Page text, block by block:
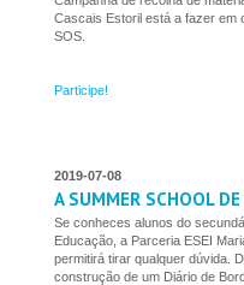
Cascais Estoril está a fazer em
SOS.
Participe!
2019-07-08
A SUMMER SCHOOL
Se conheces alunos do
Educação, a Parceria ESEI
permitirá tirar qualquer dúvida.
construção de um Diário de